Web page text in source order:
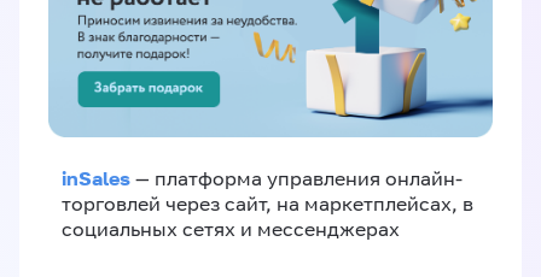
inSales — платформа управления онлайн-
торговлей через сайт, на маркетплейсах, в
социальных сетях и мессенджерах